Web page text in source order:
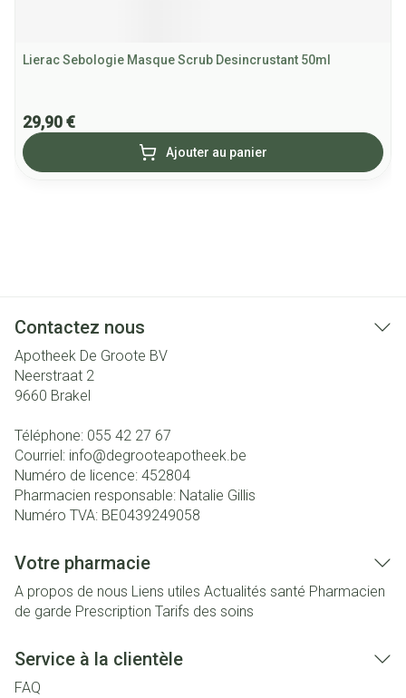
Lierac Sebologie Masque Scrub Desincrustant 50ml
29,90 €
Ajouter au panier
Contactez nous
Apotheek De Groote BV
Neerstraat 2
9660 Brakel
Téléphone: 055 42 27 67
Courriel: info@degrooteapotheek.be
Numéro de licence: 452804
Pharmacien responsable: Natalie Gillis
Numéro TVA: BE0439249058
Votre pharmacie
A propos de nous Liens utiles Actualités santé Pharmacien
de garde Prescription Tarifs des soins
Service à la clientèle
FAQ